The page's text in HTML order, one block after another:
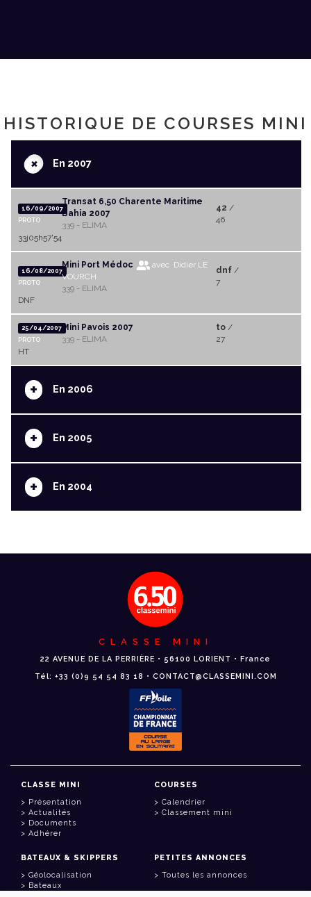
HISTORIQUE DE COURSES MINI
+En 2007
16/09/2007
PROTO
Transat 6,50 Charente Maritime
Bahia 2007
339 - ELIMA
42 /
46
33j05h57'54
16/08/2007
PROTO
Mini Port Médoc
avec Didier LE
VOURCH
339 - ELIMA
dnf/
7
DNF
25/04/2007
PROTO
Mini Pavois 2007
339 - ELIMA
to/
27
HT
+ En 2006
+ En 2005
+ En 2004
CLASSE MINI
22 AVENUE DE LA PERRIÈRE • 56100 LORIENT • France
Tél: +33 (0)9 54 54 83 18 • CONTACT@CLASSEMINI.COM
CLASSE MINI
Présentation
Actualités
Documents
Adhérer
COURSES
Calendrier
Classement mini
BATEAUX & SKIPPERS
Géolocalisation
Bateaux
PETITES ANNONCES
Toutes les annonces